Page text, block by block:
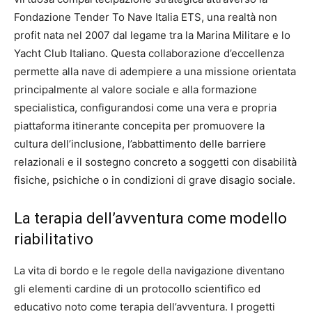
Fondazione Tender To Nave Italia ETS, una realtà non
profit nata nel 2007 dal legame tra la Marina Militare e lo
Yacht Club Italiano. Questa collaborazione d’eccellenza
permette alla nave di adempiere a una missione orientata
principalmente al valore sociale e alla formazione
specialistica, configurandosi come una vera e propria
piattaforma itinerante concepita per promuovere la
cultura dell’inclusione, l’abbattimento delle barriere
relazionali e il sostegno concreto a soggetti con disabilità
fisiche, psichiche o in condizioni di grave disagio sociale.
La terapia dell’avventura come modello
riabilitativo
La vita di bordo e le regole della navigazione diventano
gli elementi cardine di un protocollo scientifico ed
educativo noto come terapia dell’avventura. I progetti